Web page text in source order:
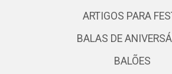
ARTIGOS PARA
BALAS DE
BALÕES